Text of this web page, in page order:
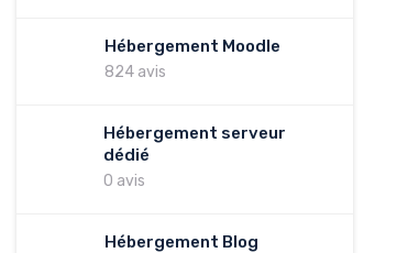
Hébergement Moodle
824 avis
Hébergement serveur
dédié
0 avis
Hébergement Blog